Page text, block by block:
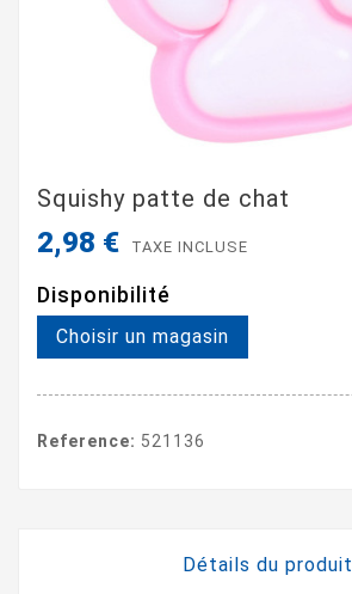
Squishy patte de chat
2,98 € TAXE INCLUSE
Disponibilité
Choisir un magasin
Reference: 521136
Détails du produit